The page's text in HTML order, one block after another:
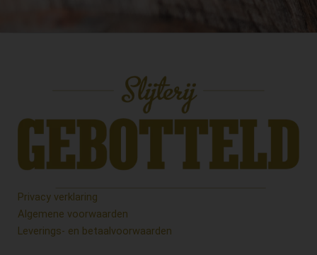
Privacy verklaring
Algemene voorwaarden
Leverings- en betaalvoorwaarden